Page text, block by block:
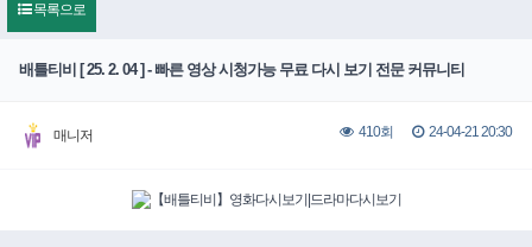
목록으로
배틀티비 [ 25. 2. 04 ] - 빠른 영상 시청가능 무료 다시 보기 전문 커뮤니티
매니저 410회 24-04-21 20:30